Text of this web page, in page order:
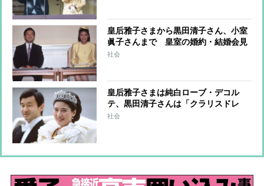
皇后雅子さまから黒田清子さん、小室
眞子さんまで 皇室の婚約・結婚会見
のファッションと秘話
社会
皇后雅子さまは純白ローブ・デコル
テ、黒田清子さんは「クラリスドレ
ス」と話題に 女性皇族の華麗な
社会